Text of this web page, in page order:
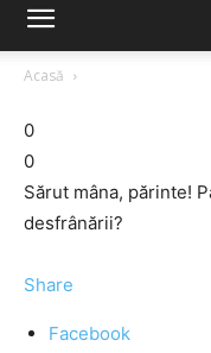
Acasă
0
0
Sărut mâna, părinte!
desfrânării?
Share
Facebook